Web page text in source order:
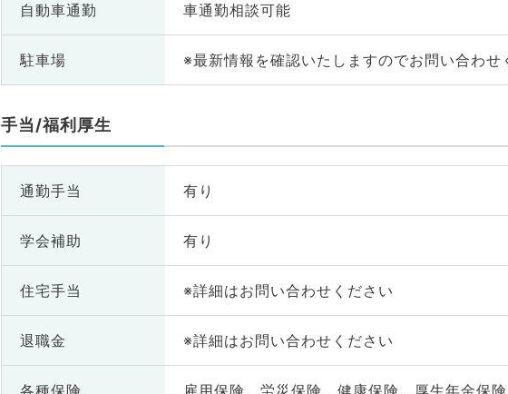
自動車通勤 車通勤相談可能
駐車場 ※最新情報を確認いたしますのでお問い合わせ
手当/福利厚生
通勤手当 有り
学会補助 有り
住宅手当 ※詳細はお問い合わせください
退職金 ※詳細はお問い合わせください
各種保険 雇用保険、労災保険、健康保険、厚生年金保険